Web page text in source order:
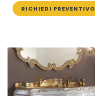
RICHIEDI PREVENTIVO